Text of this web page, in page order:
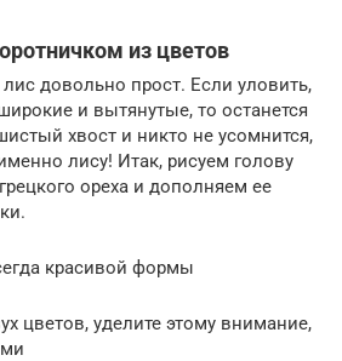
из цветов
довольно прост. Если уловить,
и вытянутые, то останется
хвост и никто не усомнится,
лису! Итак, рисуем голову
ореха и дополняем ее
красивой формы
цветов, уделите этому внимание,